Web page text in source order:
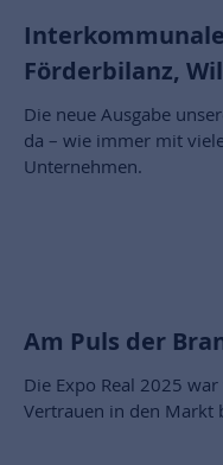
Förderbilanz,
Die neue Ausgabe
da – wie immer mit
Unternehmen.
Am Puls der
Die Expo Real 2025
Vertrauen in den Markt